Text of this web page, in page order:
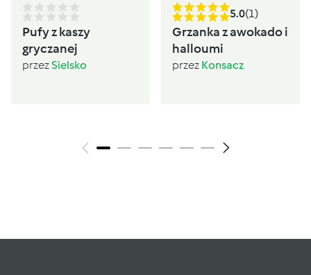
Pufy z kaszy
gryczanej
przezSielsko
5.0(1)
Grzanka z awokado i
halloumi
przez Konsacz